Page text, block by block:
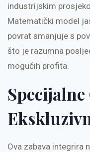
industrijskim
Matematički model
povrat smanjuje s
što je razumna
mogućih profita.
Ova zabava integrira